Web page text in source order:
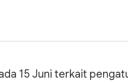
15 Juni terkait